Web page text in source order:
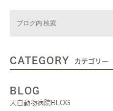
CATEGORY カテゴリー
BLOG
天白動物病院BLOG